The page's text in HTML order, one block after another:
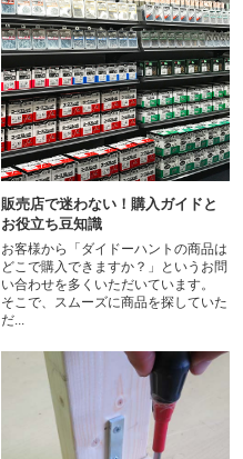
販売店で迷わない！購入ガイドと
お役立ち豆知識
お客様から「ダイドーハントの商品は
どこで購入できますか？」というお問
い合わせを多くいただいています。
そこで、スムーズに商品を探していた
だ...